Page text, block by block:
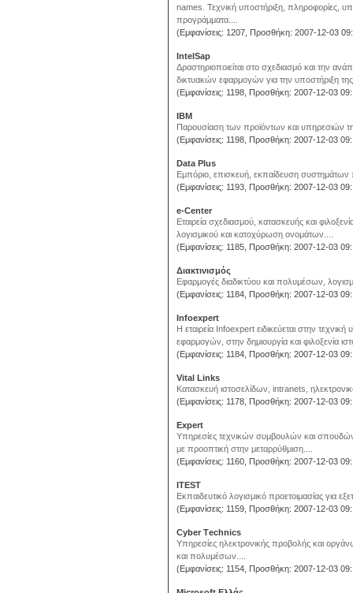
names. Τεχνική υποστήριξη, πληροφορίες,
προγράμματα....
(Εμφανίσεις: 1207, Προσθήκη: 2007-12-03
IntelSap
Δραστηριοποιείται στο σχεδιασμό και την
δικτυακών εφαρμογών για την υποστήριξη
(Εμφανίσεις: 1198, Προσθήκη: 2007-12-03
IBM
Παρουσίαση των προϊόντων και υπηρεσιών
(Εμφανίσεις: 1198, Προσθήκη: 2007-12-03
Data Plus
Εμπόριο, επισκευή, εκπαίδευση συστημάτων
(Εμφανίσεις: 1193, Προσθήκη: 2007-12-03
e-Center
Εταιρεία σχεδιασμού, κατασκευής και
λογισμικού και κατοχύρωση ονομάτων....
(Εμφανίσεις: 1185, Προσθήκη: 2007-12-03
Διακτινισμός
Εφαρμογές διαδικτύου και πολυμέσων,
(Εμφανίσεις: 1184, Προσθήκη: 2007-12-03
Infoexpert
Η εταιρεία Infoexpert ειδικεύεται στην
εφαρμογών, στην δημιουργία και φιλοξενία
(Εμφανίσεις: 1184, Προσθήκη: 2007-12-03
Vital Links
Κατασκευή ιστοσελίδων, intranets,
(Εμφανίσεις: 1178, Προσθήκη: 2007-12-03
Expert
Υπηρεσίες τεχνικών συμβουλών και
με προοπτική στην μεταρρύθμιση....
(Εμφανίσεις: 1160, Προσθήκη: 2007-12-03
ITEST
Εκπαιδευτικό λογισμικό προετοιμασίας για
(Εμφανίσεις: 1159, Προσθήκη: 2007-12-03
Cyber Τechnics
Υπηρεσίες ηλεκτρονικής προβολής και
και πολυμέσων....
(Εμφανίσεις: 1154, Προσθήκη: 2007-12-03